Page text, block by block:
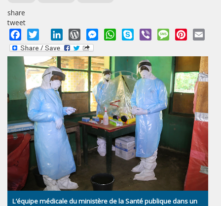
share
tweet
Facebook
Twitter LinkedInWordPressMessengerWhatsApp
Skype Viber MessagePinterest
L’équipe médicale du ministère de la Santé publique dans un